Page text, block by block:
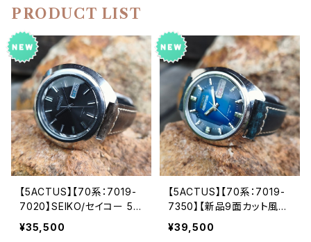
PRODUCT LIST
【5ACTUS】【70系：7019-
7020】SEIKO/セイコー 5ア
クタス 21石 Cal.7019 キャ
リバー 機械式 自動巻き腕
¥35,500
【5ACTUS】【70系：7019-
7350】【新品9面カット風
防】SEIKO/セイコー 5アク
タス 21石 Cal.7019 キャリ
¥39,500